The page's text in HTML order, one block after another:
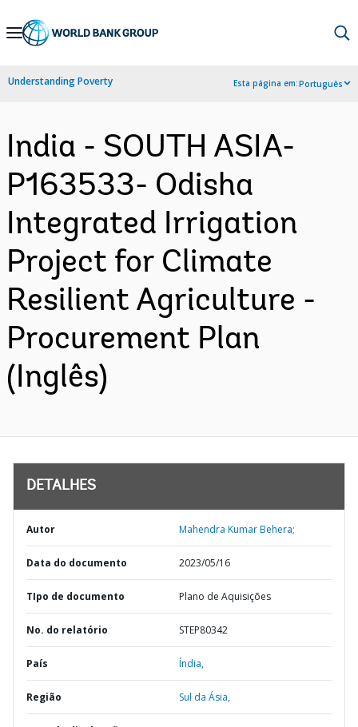
Skip
Navigation
Understanding Poverty Esta página em:Português
India - SOUTH ASIA-
P163533- Odisha
Integrated Irrigation
Project for Climate
Resilient Agriculture -
Procurement Plan
(Inglês)
DETALHES
Autor Mahendra Kumar Behera;
Data do documento 2023/05/16
TIpo de documento Plano de Aquisições
No. do relatório STEP80342
País Índia,
Região Sul da Ásia,